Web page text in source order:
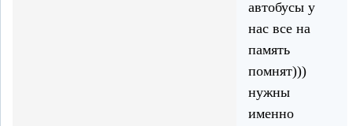
автобусы у
нас все на
память
помнят)))
нужны
именно